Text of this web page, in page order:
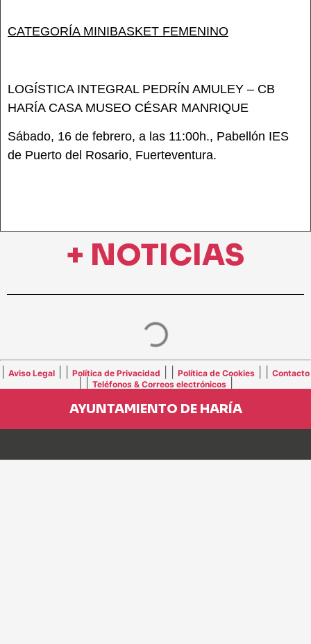
CATEGORÍA MINIBASKET FEMENINO
LOGÍSTICA INTEGRAL PEDRÍN AMULEY – CB
HARÍA CASA MUSEO CÉSAR MANRIQUE
Sábado, 16 de febrero, a las 11:00h., Pabellón IES
de Puerto del Rosario, Fuerteventura.
+ NOTICIAS
Aviso Legal Política de Privacidad Política de Cookies Contacto
Teléfonos & Correos electrónicos|
AYUNTAMIENTO DE HARÍA